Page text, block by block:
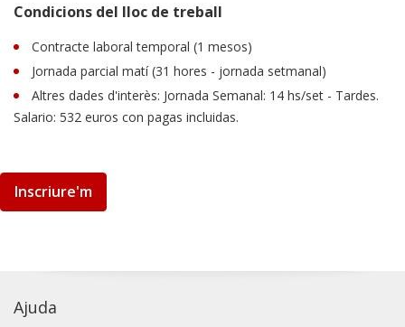
Condicions del lloc de treball
Contracte laboral temporal (1 mesos)
Jornada parcial matí (31 hores - jornada setmanal)
Altres dades d'interès: Jornada Semanal: 14 hs/set - Tardes.
Salario: 532 euros con pagas incluidas.
Inscriure'm
Ajuda